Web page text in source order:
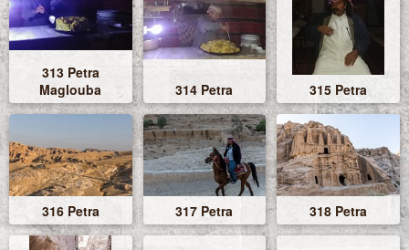
313 Petra
Maglouba
314 Petra 315 Petra
316 Petra 317 Petra 318 Petra